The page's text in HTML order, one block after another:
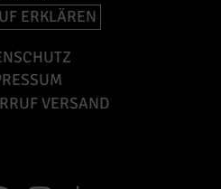
ERKLÄREN
VERSAND